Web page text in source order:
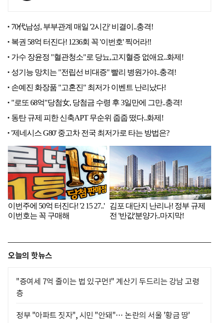
오늘의 핫뉴스
"증여세 7억 줄이는 법 있구먼!" 계산기 두드리는 강남 고령
층
정부 "아파트 짓자", 시민 "안돼"… 논란의 서울 '황금 땅'